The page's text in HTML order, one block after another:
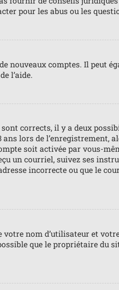
pour les abus ou les
nouveaux comptes. Il peut
l’aide.
corrects, il y a deux
lors de
soit activée par vous-
un courriel, suivez ses
incorrecte ou que le
nom d’utilisateur et
que le propriétaire du